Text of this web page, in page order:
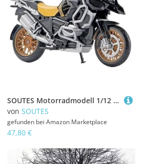
SOUTES Motorradmodell 1/12 Alu-Legierung Für BMW R1250GS R 1250GS R1250 GS 1250 Motorradmodell Spielzeug Rollermodell Geschenk Tortendekoration(Yellow)
von SOUTES
gefunden bei Amazon Marketplace
47,80 €